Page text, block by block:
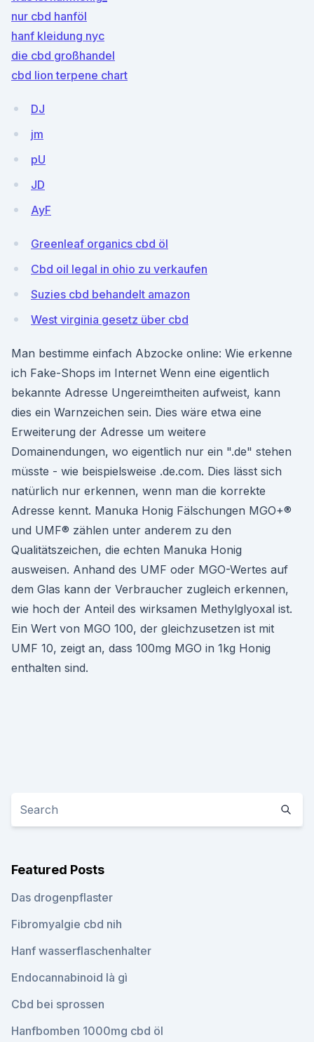
nur cbd hanföl
hanf kleidung nyc
die cbd großhandel
cbd lion terpene chart
DJ
jm
pU
JD
AyF
Greenleaf organics cbd öl
Cbd oil legal in ohio zu verkaufen
Suzies cbd behandelt amazon
West virginia gesetz über cbd
Man bestimme einfach Abzocke online: Wie erkenne
ich Fake-Shops im Internet Wenn eine eigentlich
bekannte Adresse Ungereimtheiten aufweist, kann
dies ein Warnzeichen sein. Dies wäre etwa eine
Erweiterung der Adresse um weitere
Domainendungen, wo eigentlich nur ein ".de" stehen
müsste - wie beispielsweise .de.com. Dies lässt sich
natürlich nur erkennen, wenn man die korrekte
Adresse kennt. Manuka Honig Fälschungen MGO+®
und UMF® zählen unter anderem zu den
Qualitätszeichen, die echten Manuka Honig
ausweisen. Anhand des UMF oder MGO-Wertes auf
dem Glas kann der Verbraucher zugleich erkennen,
wie hoch der Anteil des wirksamen Methylglyoxal ist.
Ein Wert von MGO 100, der gleichzusetzen ist mit
UMF 10, zeigt an, dass 100mg MGO in 1kg Honig
enthalten sind.
Featured Posts
Das drogenpflaster
Fibromyalgie cbd nih
Hanf wasserflaschenhalter
Endocannabinoid là gì
Cbd bei sprossen
Hanfbomben 1000mg cbd öl